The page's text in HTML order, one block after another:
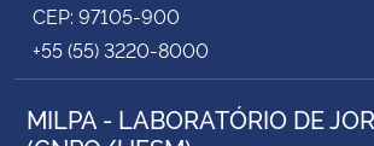
CEP: 97105-900
+55 (55) 3220-8000
MILPA - LABORATÓRIO DE